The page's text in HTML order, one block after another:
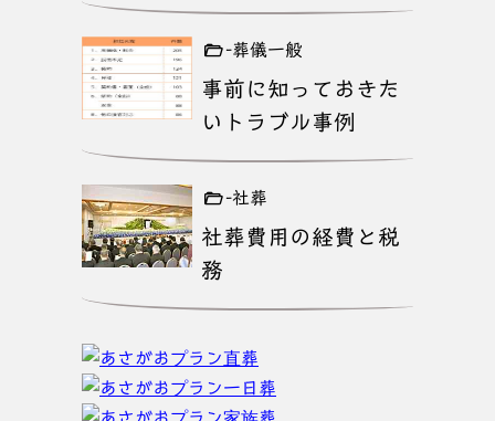
-葬儀一般
事前に知っておきた
いトラブル事例
-社葬
社葬費用の経費と税
務